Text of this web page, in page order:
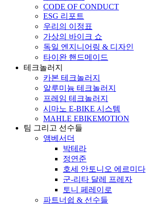
CODE OF CONDUCT
ESG 리포트
우리의 이정표
가상의 바이크 쇼
독일 엔지니어링 & 디자인
타이완 핸드메이드
테크놀러지
카본 테크놀러지
알루미늄 테크놀러지
프레임 테크놀러지
시마노 E-BIKE 시스템
MAHLE EBIKEMOTION
팀 그리고 선수들
앰베서더
박테라
정연준
호세 안토니오 에르미다
군-리타 달레 프레자
토니 페레이로
파트너쉽 & 선수들